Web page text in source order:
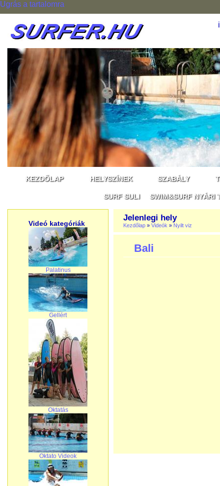
Ugrás a tartalomra
KEZDŐLAP HELYSZÍNEK SZABÁLY
SURF SULI SWIM&SURF NYÁRI
Videó kategóriák
Palatinus
Gellért
Oktatás
Oktato Videok
Jelenlegi hely
Kezdőlap » Videók » Nyilt viz
Bali